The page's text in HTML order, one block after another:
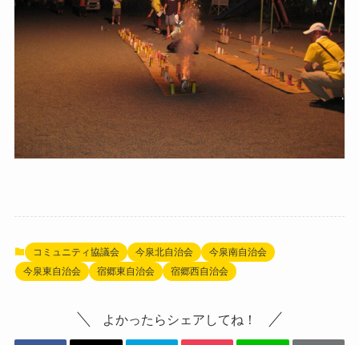
コミュニティ協議会 今泉北自治会
今泉南自治会
今泉東自治会
宿郷東自治会 宿郷西自治会
よかったらシェアしてね！